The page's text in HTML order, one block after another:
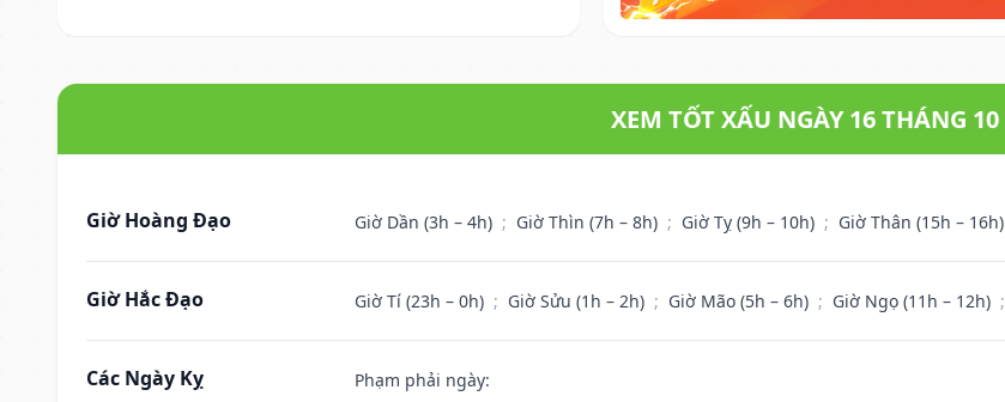
XEM TỐT XẤU NGÀY 16 THÁNG 10
Giờ Hoàng Đạo Giờ Dần (3h – 4h) ; Giờ Thìn (7h – 8h) ; Giờ Tỵ (9h – 10h) ; Giờ Thân (15h – 16h)
Giờ Hắc Đạo Giờ Tí (23h – 0h) ; Giờ Sửu (1h – 2h) ; Giờ Mão (5h – 6h) ; Giờ Ngọ (11h – 12h) ;
Các Ngày Kỵ
Phạm phải ngày: